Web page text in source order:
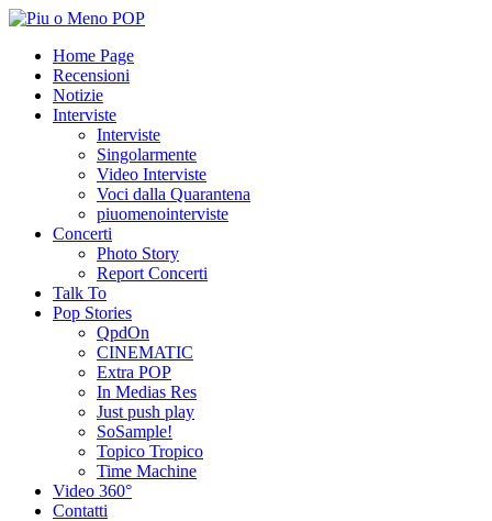
Home Page
Recensioni
Notizie
Interviste
Interviste
Singolarmente
Video Interviste
Voci dalla Quarantena
piuomenointerviste
Concerti
Photo Story
Report Concerti
Talk To
Pop Stories
QpdOn
CINEMATIC
Extra POP
In Medias Res
Just push play
SoSample!
Topico Tropico
Time Machine
Video 360°
Contatti